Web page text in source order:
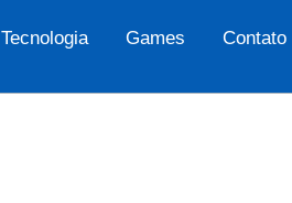
Tecnologia Games Contato